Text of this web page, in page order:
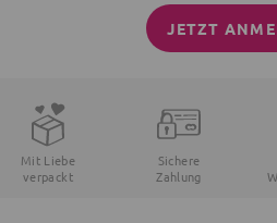
JETZT
Mit Liebe
verpackt
Sichere
Zahlung